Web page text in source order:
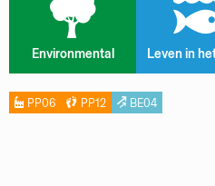
Environmental Leven in
PP06 PP12 BE04